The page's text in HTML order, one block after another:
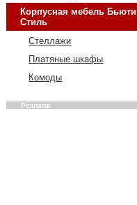
Корпусная мебель Бьюти
Стиль
Стеллажи
Платяные шкафы
Комоды
Реклама